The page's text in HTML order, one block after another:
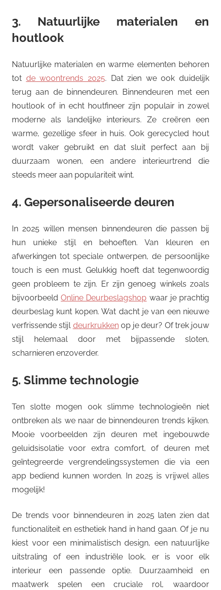
3. Natuurlijke materialen en
houtlook
Natuurlijke materialen en warme elementen behoren
tot de woontrends 2025. Dat zien we ook duidelijk
terug aan de binnendeuren. Binnendeuren met een
houtlook of in echt houtfineer zijn populair in zowel
moderne als landelijke interieurs. Ze creëren een
warme, gezellige sfeer in huis. Ook gerecycled hout
wordt vaker gebruikt en dat sluit perfect aan bij
duurzaam wonen, een andere interieurtrend die
steeds meer aan populariteit wint.
4. Gepersonaliseerde deuren
In 2025 willen mensen binnendeuren die passen bij
hun unieke stijl en behoeften. Van kleuren en
afwerkingen tot speciale ontwerpen, de persoonlijke
touch is een must. Gelukkig hoeft dat tegenwoordig
geen probleem te zijn. Er zijn genoeg winkels zoals
bijvoorbeeldOnline Deurbeslagshop waar je prachtig
deurbeslag kunt kopen. Wat dacht je van een nieuwe
verfrissende stijl deurkrukkenop je deur? Of trek jouw
stijl helemaal door met bijpassende sloten,
scharnieren enzoverder.
5. Slimme technologie
Ten slotte mogen ook slimme technologieën niet
ontbreken als we naar de binnendeuren trends kijken.
Mooie voorbeelden zijn deuren met ingebouwde
geluidsisolatie voor extra comfort, of deuren met
geïntegreerde vergrendelingssystemen die via een
app bediend kunnen worden. In 2025 is vrijwel alles
mogelijk!
De trends voor binnendeuren in 2025 laten zien dat
functionaliteit en esthetiek hand in hand gaan. Of je nu
kiest voor een minimalistisch design, een natuurlijke
uitstraling of een industriële look, er is voor elk
interieur een passende optie. Duurzaamheid en
maatwerk spelen een cruciale rol, waardoor